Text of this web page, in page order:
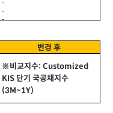
변경 후
※비교지수: Customized
KIS 단기 국공채지수
(3M~1Y)